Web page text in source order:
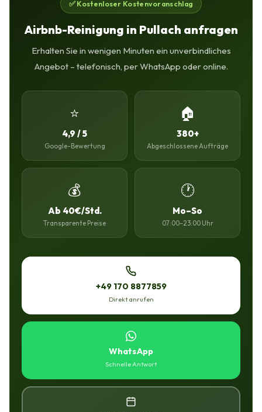
✅ Kostenloser Kostenvoranschlag
Airbnb-Reinigung in Pullach anfragen
Erhalten Sie in wenigen Minuten ein unverbindliches
Angebot – telefonisch, per WhatsApp oder online.
⭐
4,9 / 5
Google-Bewertung
🏠
380+
Abgeschlossene Aufträge
💰
Ab 40€/Std.
Transparente Preise
🕐
Mo–So
07:00–23:00 Uhr
+49 170 8877859
Direkt anrufen
WhatsApp
Schnelle Antwort